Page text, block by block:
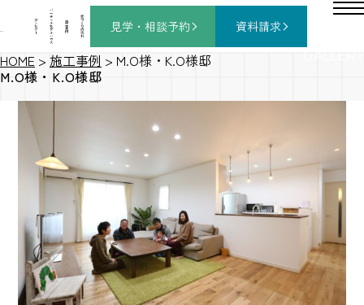
コ
ン
セ
プ
ト
バ
ー
チ
ャ
ル
モ
デ
ル
ハ
ウ
ス
施
工
事
例
家
づ
く
り
の
流
れ
見学・相談予約 資料請求
HOME > 施工事例 > M.O様・K.O様邸
M.O様・K.O様邸